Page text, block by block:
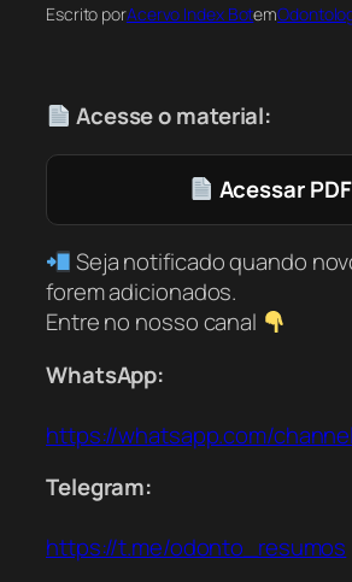
Escrito porAcervo Index Botem
Acesse o material:
Acessar PDF
Seja notificado quando
forem adicionados.
Entre no nosso canal
WhatsApp:
https://whatsapp.com/
Telegram:
https://t.me/odonto_resumos